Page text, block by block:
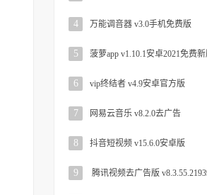
4 万能调音器 v3.0手机免费版
5 菠萝app v1.10.1安卓2021免费新
6 vip终结者 v4.9安卓官方版
7 网易云音乐 v8.2.0去广告
8 抖音短视频 v15.6.0安卓版
9 腾讯视频去广告版